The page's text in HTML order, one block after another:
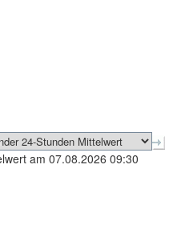
am 07.08.2026 09:30